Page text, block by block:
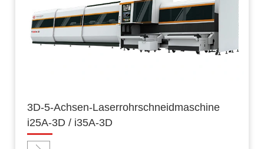
3D-5-Achsen-Laserrohrschneidmaschine
i25A-3D / i35A-3D